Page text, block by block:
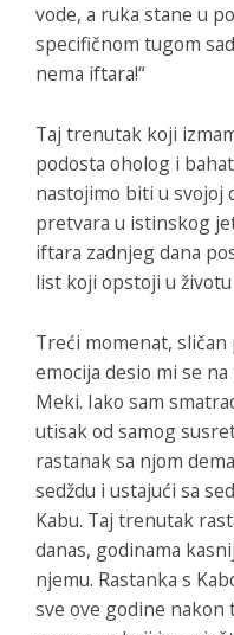
vode, a ruka stane u
specifičnom tugom
nema iftara!“
Taj trenutak koji
podosta oholog i
nastojimo biti u svojoj
pretvara u istinskog
iftara zadnjeg dana
list koji opstoji u
Treći momenat,
emocija desio mi se
Meki. Iako sam
utisak od samog
rastanak sa njom
sedždu i ustajući sa
Kabu. Taj trenutak
danas, godinama
njemu. Rastanka s
sve ove godine